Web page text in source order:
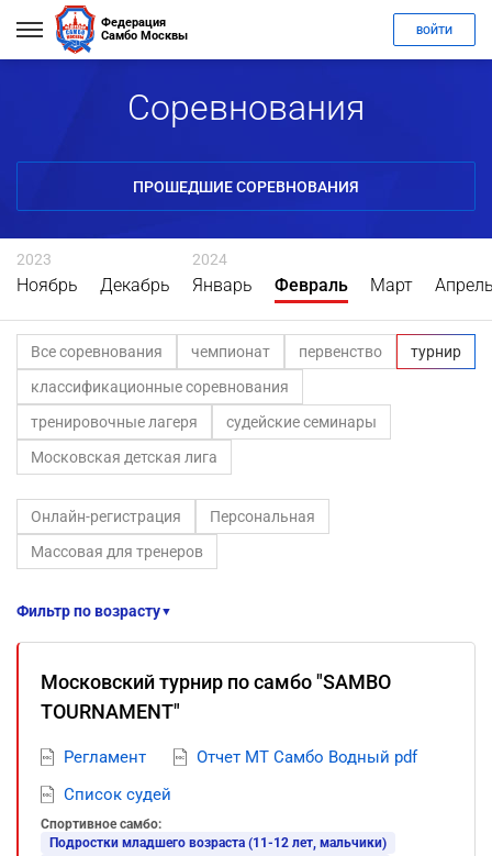
Федерация
Самбо Москвы
ВОЙТИ
Соревнования
ПРОШЕДШИЕ СОРЕВНОВАНИЯ
2023
Ноябрь Декабрь
2024
Январь Февраль Март
Все соревнования чемпионат первенство
турнир
классификационные соревнования
тренировочные лагеря
судейские семинары
Московская детская лига
Онлайн-регистрация
Персональная
Массовая для тренеров
Фильтр по возрасту▼
Московский турнир по самбо "SAMBO
TOURNAMENT"
Регламент
Отчет МТ Самбо Водный pdf
Список судей
Спортивное самбо:
Подростки младшего возраста (11-12 лет, мальчики)